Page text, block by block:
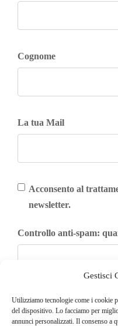
Gestisci
Utilizziamo tecnologie come i cookie
del dispositivo. Lo facciamo per
annunci personalizzati. Il consenso a
Cognome
La tua Mail
Acconsento al
newsletter.
Controllo anti-spam: